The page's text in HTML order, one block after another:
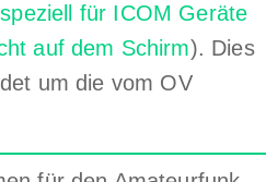
für ICOM Geräte
auf dem Schirm). Dies
um die vom OV